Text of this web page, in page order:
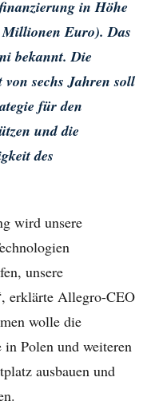
in Höhe
Euro). Das
bekannt. Die
sechs Jahren soll
für den
und die
des
wird unsere
unsere
erklärte Allegro-CEO
wolle die
Polen und weiteren
ausbauen und